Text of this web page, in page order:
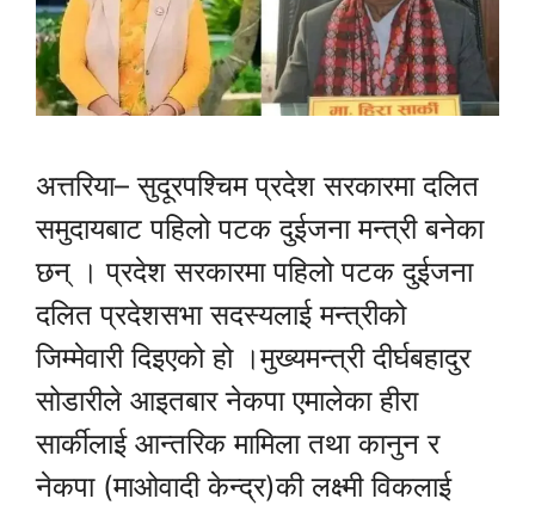
अत्तरिया– सुदूरपश्चिम प्रदेश सरकारमा दलित
समुदायबाट पहिलो पटक दुईजना मन्त्री बनेका
छन् । प्रदेश सरकारमा पहिलो पटक दुईजना
दलित प्रदेशसभा सदस्यलाई मन्त्रीको
जिम्मेवारी दिइएको हो ।मुख्यमन्त्री दीर्घबहादुर
सोडारीले आइतबार नेकपा एमालेका हीरा
सार्कीलाई आन्तरिक मामिला तथा कानुन र
नेकपा (माओवादी केन्द्र)की लक्ष्मी विकलाई